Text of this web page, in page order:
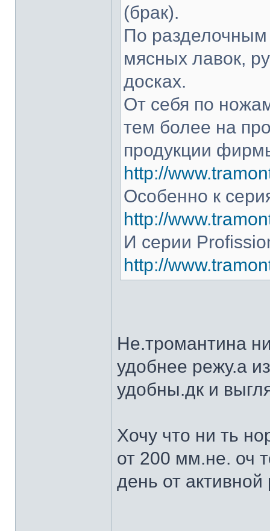
(брак).
По разделочным
мясных лавок,
досках.
От себя по
тем более на
продукции
http://
Особенно к
http://
И серии
http://
Не.тромантина
удобнее режу.а
удобны.дк и
Хочу что ни ть
от 200 мм.не. оч
день от